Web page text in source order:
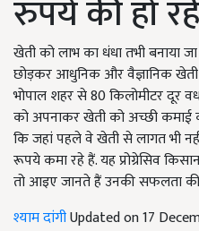
रुपये की हो
खेती को लाभ का धंधा तभी बनाया
छोड़कर आधुनिक और वैज्ञानिक खेती
भोपाल शहर से 80 किलोमीटर दूर
को अपनाकर खेती को अच्छी कमाई
कि जहां पहले वे खेती से लागत भी
रूपये कमा रहे हैं. यह प्रोग्रेसिव
तो आइए जानते हैं उनकी सफलता
श्याम दांगीUpdated on 17